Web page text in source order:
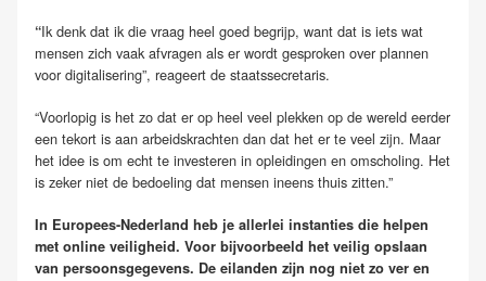
“Ik denk dat ik die vraag heel goed begrijp, want dat is iets wat
mensen zich vaak afvragen als er wordt gesproken over plannen
voor digitalisering”, reageert de staatssecretaris.
“Voorlopig is het zo dat er op heel veel plekken op de wereld eerder
een tekort is aan arbeidskrachten dan dat het er te veel zijn. Maar
het idee is om echt te investeren in opleidingen en omscholing. Het
is zeker niet de bedoeling dat mensen ineens thuis zitten.”
In Europees-Nederland heb je allerlei instanties die helpen
met online veiligheid. Voor bijvoorbeeld het veilig opslaan
van persoonsgegevens. De eilanden zijn nog niet zo ver en